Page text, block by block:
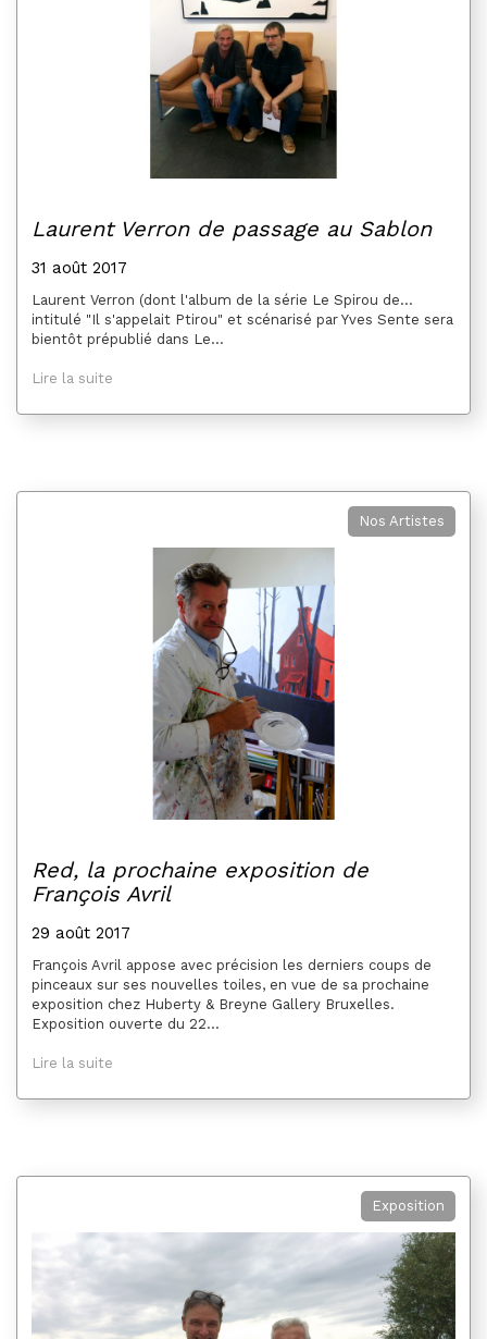
Laurent Verron de passage au Sablon
31 août 2017
Laurent Verron (dont l'album de la série Le Spirou de...
intitulé "Il s'appelait Ptirou" et scénarisé par Yves Sente sera
bientôt prépublié dans Le...
Lire la suite
Nos Artistes
Red, la prochaine exposition de
François Avril
29 août 2017
François Avril appose avec précision les derniers coups de
pinceaux sur ses nouvelles toiles, en vue de sa prochaine
exposition chez Huberty & Breyne Gallery Bruxelles.
Exposition ouverte du 22...
Lire la suite
Exposition